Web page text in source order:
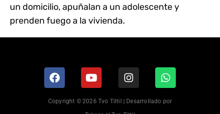
un domicilio, apuñalan a un adolescente y
prenden fuego a la vivienda.
Copyright © 2026 Tvo Tiltil | Desarrollado por